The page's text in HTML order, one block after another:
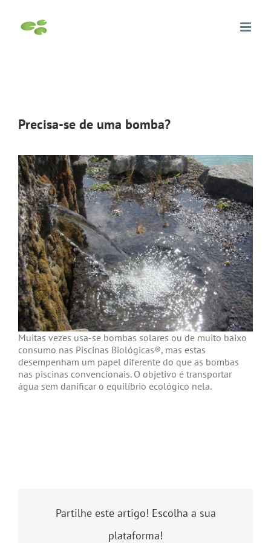
content
Precisa-se de uma bomba?
Muitas vezes usa-se bombas solares ou de muito baixo
consumo nas Piscinas Biológicas®, mas estas
desempenham um papel diferente do que as bombas
nas piscinas convencionais. O objetivo é transportar
água sem danificar o equilíbrio ecológico nela.
Partilhe este artigo! Escolha a sua
plataforma!